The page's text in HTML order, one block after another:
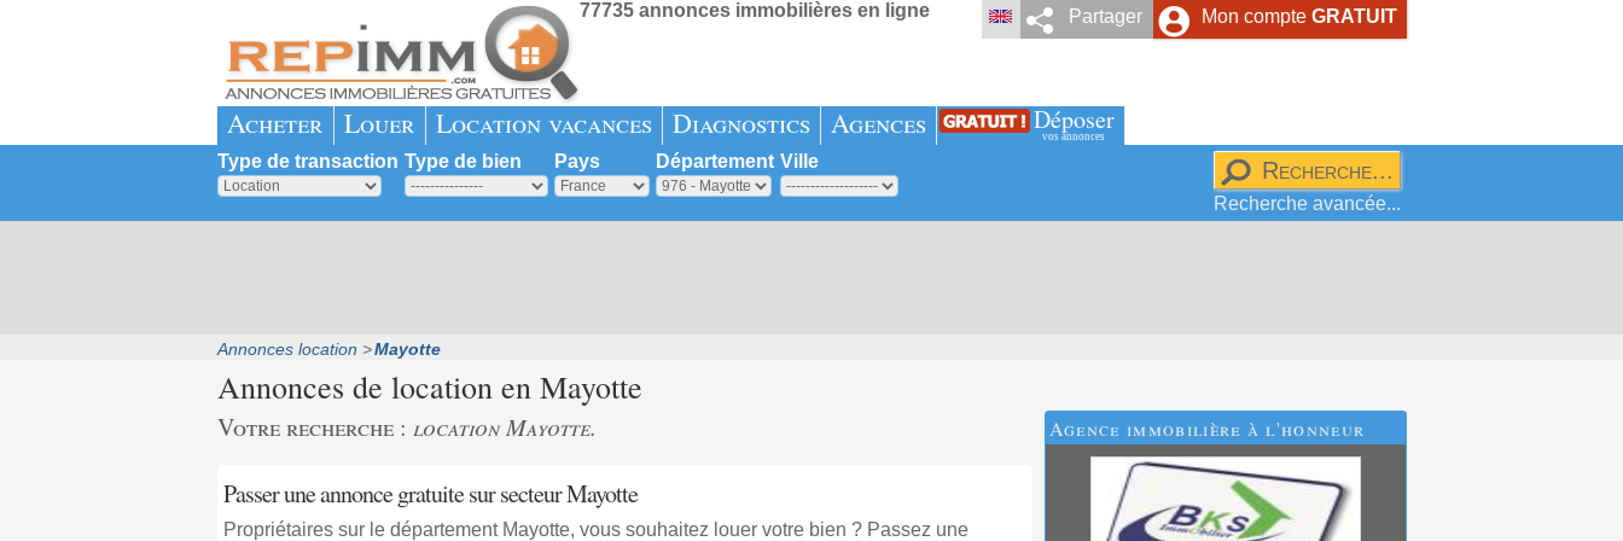
Mon compte GRATUIT
Partager
77735 annonces immobilières en ligne
Acheter Louer Location vacances Diagnostics Agences Déposer
vos annonces
Type de transaction Type de bien Pays Département Ville
Recherche avancée...
Annonces location Mayotte
Annonces de location en Mayotte
Votre recherche : location Mayotte.
Passer une annonce gratuite sur secteur Mayotte
Propriétaires sur le département Mayotte, vous souhaitez louer votre bien ? Passez une
Agence immobilière à l'honneur